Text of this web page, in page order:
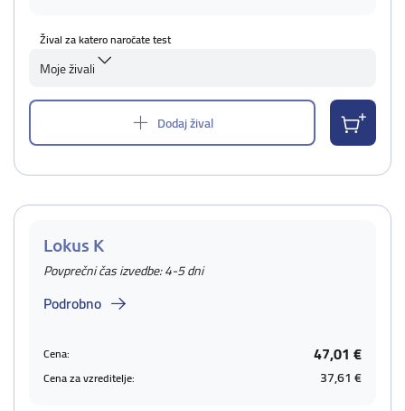
Žival za katero naročate test
Moje živali
Dodaj žival
Lokus K
Povprečni čas izvedbe: 4-5 dni
Podrobno
Cena: 47,01 €
Cena za vzreditelje: 37,61 €